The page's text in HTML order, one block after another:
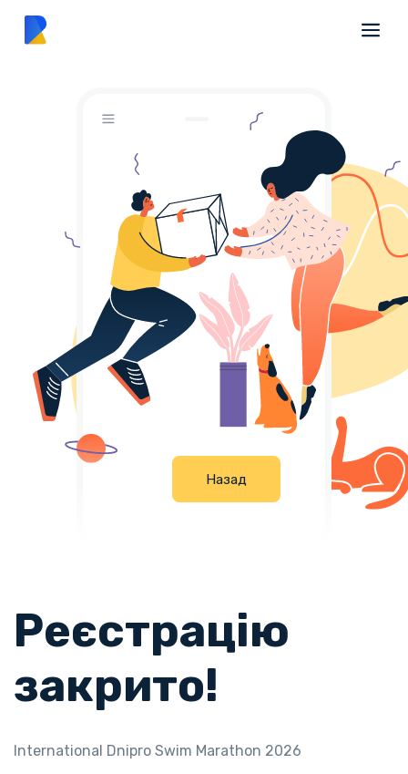
Реєстрацію
закрито!
International Dnipro Swim Marathon 2026
Назад